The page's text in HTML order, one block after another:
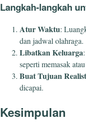
Langkah-langkah
Atur Waktu:
dan jadwal olahraga.
Libatkan Keluarga
seperti memasak
Buat Tujuan
dicapai.
Kesimpulan